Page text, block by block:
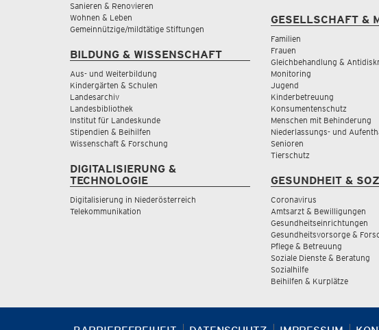
Sanieren & Renovieren
Wohnen & Leben
Gemeinnützige/mildtätige Stiftungen
BILDUNG & WISSENSCHAFT
Aus- und Weiterbildung
Kindergärten & Schulen
Landesarchiv
Landesbibliothek
Institut für Landeskunde
Stipendien & Beihilfen
Wissenschaft & Forschung
DIGITALISIERUNG &
TECHNOLOGIE
Digitalisierung in Niederösterreich
Telekommunikation
GESELLSCHAFT &
Familien
Frauen
Gleichbehandlung &
Monitoring
Jugend
Kinderbetreuung
Konsumentenschutz
Menschen mit Behinderung
Niederlassungs- und
Senioren
Tierschutz
GESUNDHEIT &
Coronavirus
Amtsarzt & Bewilligungen
Gesundheitseinrichtungen
Gesundheitsvorsorge &
Pflege & Betreuung
Soziale Dienste & Beratung
Sozialhilfe
Beihilfen & Kurplätze